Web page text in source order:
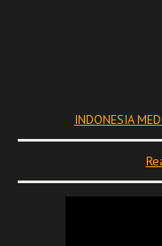
INDONESIA